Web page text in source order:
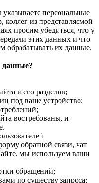
персональные
из представляемой
просим убедиться, что у
этих данных и что
обрабатывать их данные.
данные?
и его разделов;
под ваше устройство;
востребованы, и
обратной связи, чат
мы используем ваши
обращений;
по существу запроса;